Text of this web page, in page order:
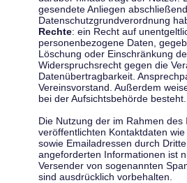
gesendete Anliegen
Datenschutzgrundverordnung
Rechte: ein Recht auf
personenbezogene Daten,
Löschung oder Einschränkung
Widerspruchsrecht gegen die
Datenübertragbarkeit.
Vereinsvorstand. Außerdem
bei der Aufsichtsbehörde besteht.
Die Nutzung der im Rahmen
veröffentlichten Kontaktdaten
sowie Emailadressen durch
angeforderten Informationen ist
Versender von sogenannten
sind ausdrücklich vorbehalten.